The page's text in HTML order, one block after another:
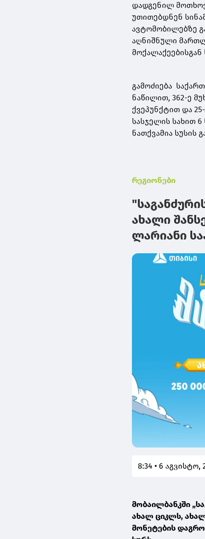
დადგენილ
უთითებდნენ
ავტომობილებზე
აღნიშნული
გამოძიება
ნაწილით, 362-ე
ქვეპუნქტით და
სასჯელის სახით
ნათქვამია სუსის
რეგიონები
ახალი
ლარიანი
8:34 • 6 აგვისტო,
მობაილბანკში
ახალ ციკლს,
მონეტების